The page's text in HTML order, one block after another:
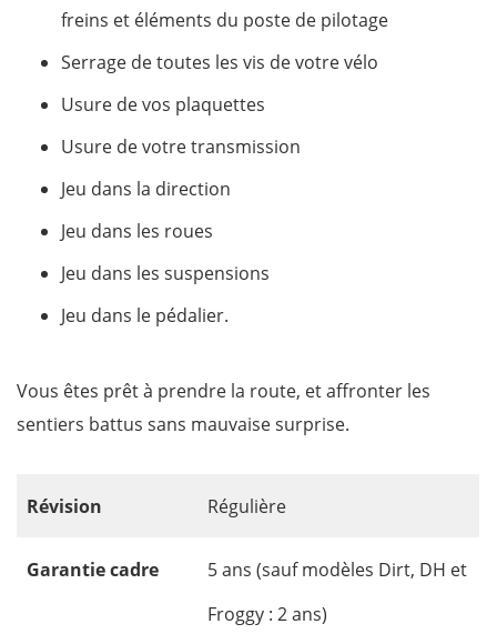
freins et éléments du poste de pilotage
Serrage de toutes les vis de votre vélo
Usure de vos plaquettes
Usure de votre transmission
Jeu dans la direction
Jeu dans les roues
Jeu dans les suspensions
Jeu dans le pédalier.
Vous êtes prêt à prendre la route, et affronter les
sentiers battus sans mauvaise surprise.
Révision Régulière
Garantie cadre
5 ans (sauf modèles Dirt, DH et
Froggy : 2 ans)